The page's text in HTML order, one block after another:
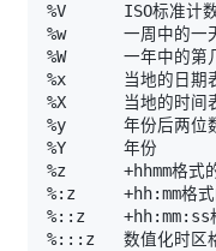
%V      ISO标准计数
%w      一周中的一
%W      一年中的第
%y      年份后两位
%:::z   数值化时区